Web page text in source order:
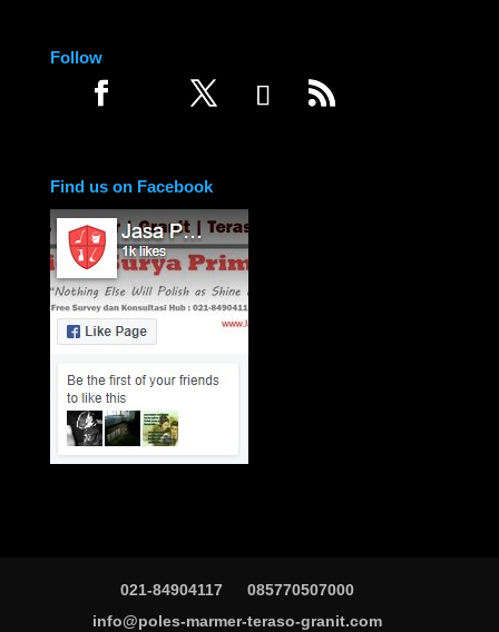
Follow
Find us on Facebook
021-84904117
085770507000
info@poles-marmer-teraso-granit.com